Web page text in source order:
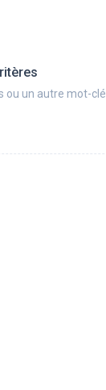
ou un autre mot-clé.